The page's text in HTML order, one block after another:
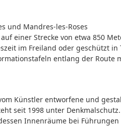
und Mandres-les-Roses
einer Strecke von etwa 850
im Freiland oder geschützt
entlang der Route
Künstler entworfene und
seit 1998 unter
Innenräume bei